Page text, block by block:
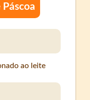
ao leite